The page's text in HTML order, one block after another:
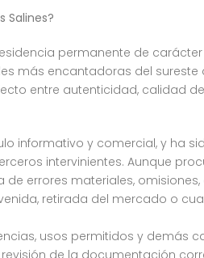
Salines?
permanente de
más encantadoras del
entre autenticidad, calidad
informativo y comercial, y ha
intervinientes. Aunque
errores materiales,
retirada del mercado o
usos permitidos y demás
de la documentación